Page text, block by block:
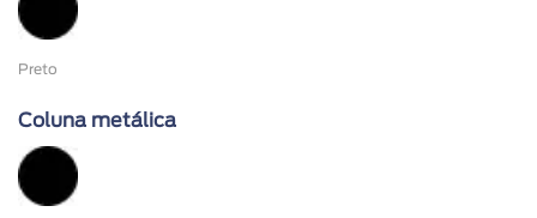
Preto
Coluna metálica